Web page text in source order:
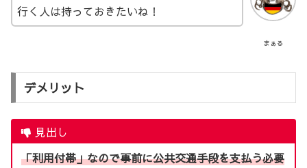
まぁる
行く人は持っておきたいね！
デメリット
見出し
「利用付帯」なので事前に公共交通手段を支払う必要